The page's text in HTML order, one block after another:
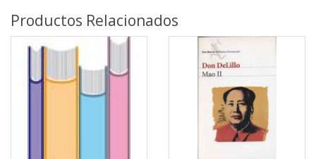
Productos Relacionados